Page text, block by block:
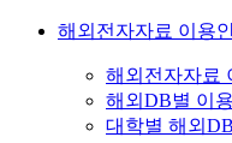
해외전자자료 이용
해외전자자료
해외DB별 이
대학별 해외